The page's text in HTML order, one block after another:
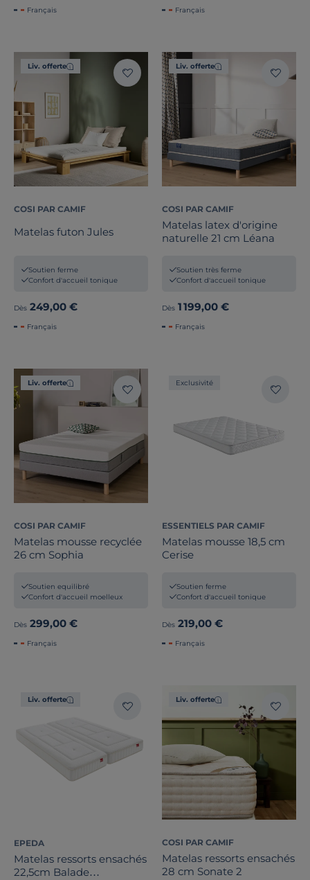
Français Français
Liv. offerte
COSI PAR CAMIF
Matelas futon Jules
Soutien ferme
Confort d'accueil tonique
Dès 249,00 €
Français
Liv. offerte
COSI PAR CAMIF
Matelas latex d'origine
naturelle 21 cm Léana
Soutien très ferme
Confort d'accueil tonique
Dès 1 199,00 €
Français
Liv. offerte
COSI PAR CAMIF
Matelas mousse recyclée
26 cm Sophia
Soutien equilibré
Confort d'accueil moelleux
Dès 299,00 €
Français
Exclusivité
ESSENTIELS PAR CAMIF
Matelas mousse 18,5 cm
Cerise
Soutien ferme
Confort d'accueil tonique
Dès 219,00 €
Français
Liv. offerte
EPEDA
Matelas ressorts ensachés
22,5cm Balade
Liv. offerte
COSI PAR CAMIF
Matelas ressorts ensachés
28 cm Sonate 2